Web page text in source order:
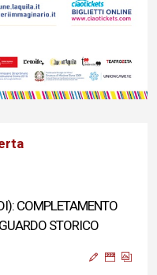
COMPLETAMENTO
STORICO